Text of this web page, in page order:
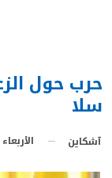
حرب حول
سلا
آشكاين الأربعاء 10 يونيو 2026 -